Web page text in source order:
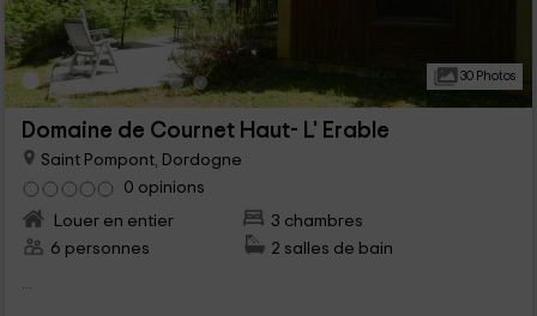
30 Photos
Domaine de Cournet Haut- L' Erable
Saint Pompont, Dordogne
0 opinions
Louer en entier
3 chambres
6 personnes
2 salles de bain
...